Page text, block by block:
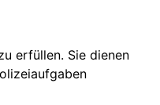
erfüllen. Sie dienen